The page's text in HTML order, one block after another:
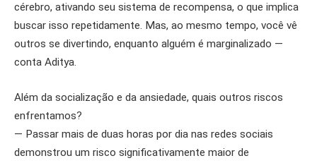
cérebro, ativando seu sistema de recompensa, o que implica
buscar isso repetidamente. Mas, ao mesmo tempo, você vê
outros se divertindo, enquanto alguém é marginalizado —
conta Aditya.
Além da socialização e da ansiedade, quais outros riscos
enfrentamos?
— Passar mais de duas horas por dia nas redes sociais
demonstrou um risco significativamente maior de